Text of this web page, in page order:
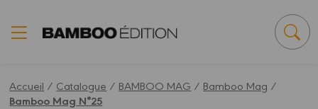
Accueil / Catalogue / BAMBOO MAG / Bamboo Mag /
Bamboo Mag N°25